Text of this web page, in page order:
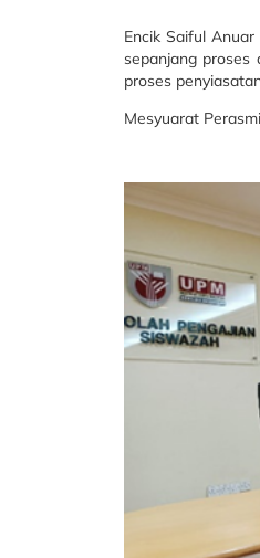
Encik Saiful
sepanjang proses
proses
Mesyuarat